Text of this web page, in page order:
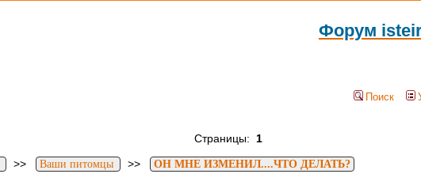
Форум
Поиск
Страницы: 1
>> Ваши питомцы >> ОН МНЕ ИЗМЕНИЛ....ЧТО ДЕЛАТЬ?